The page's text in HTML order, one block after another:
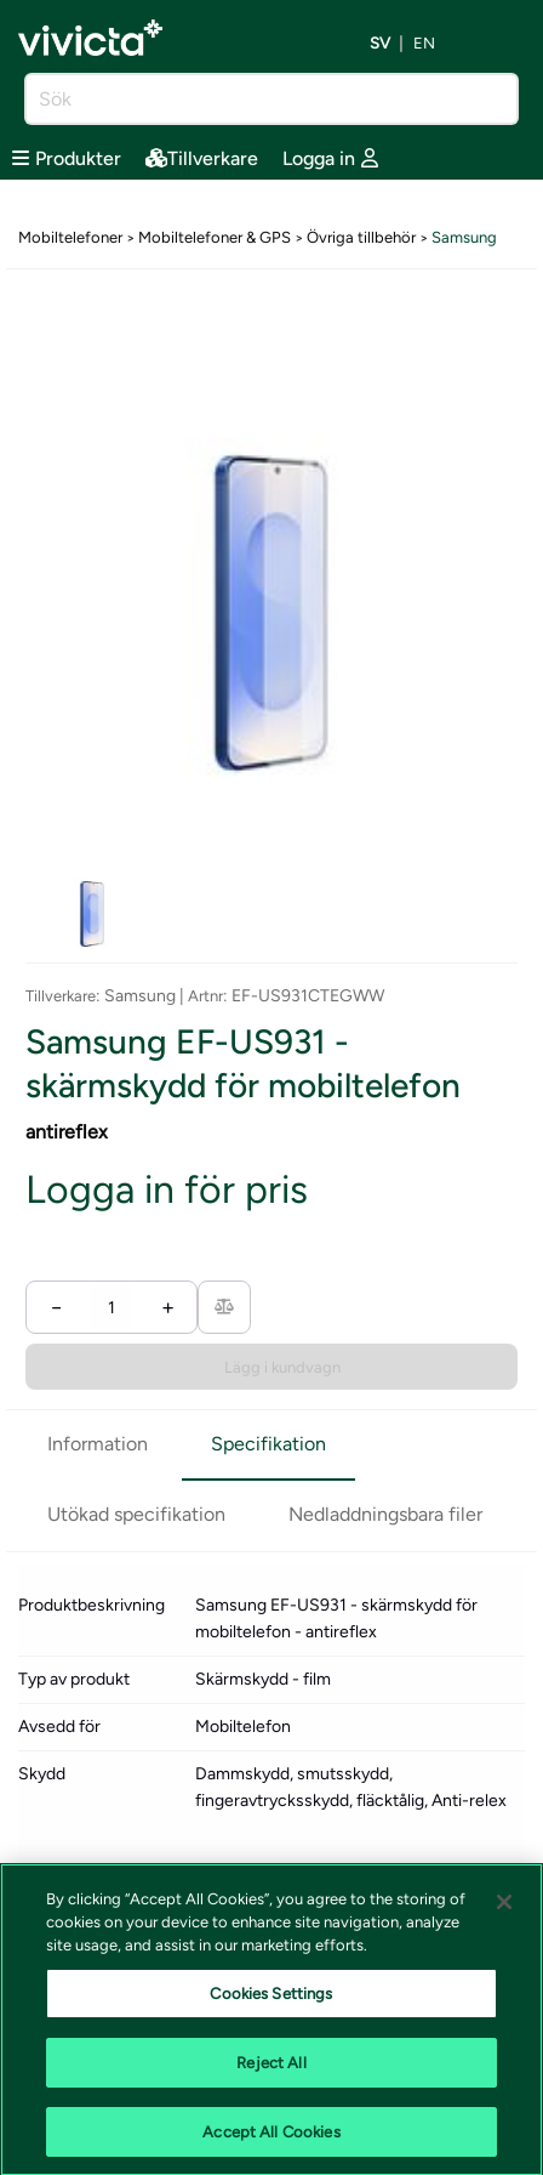
SV EN
Produkter Tillverkare Logga in
Mobiltelefoner> Mobiltelefoner & GPS > Övriga tillbehör> Samsung
Tillverkare: Samsung | Artnr: EF-US931CTEGWW
Samsung EF-US931 -
skärmskydd för mobiltelefon
antireflex
Logga in för pris
− +
Lägg i kundvagn
Information Specifikation
Utökad specifikation Nedladdningsbara filer
Produktbeskrivning
Samsung EF-US931 - skärmskydd för
mobiltelefon - antireflex
Typ av produkt Skärmskydd - film
Avsedd för Mobiltelefon
Skydd
Dammskydd, smutsskydd,
fingeravtrycksskydd, fläcktålig, Anti-relex
Förpacknings innehåll
2 skärmskydd, applikator,
mikrofiberrengöringsduk,
dammborttagningsmärke, spatel
Färg Transparent
Designat för Galaxy S25
By clicking “Accept All Cookies”, you agree to the storing of
cookies on your device to enhance site navigation, analyze
site usage, and assist in our marketing efforts.
Cookies Settings
Reject All
Accept All Cookies